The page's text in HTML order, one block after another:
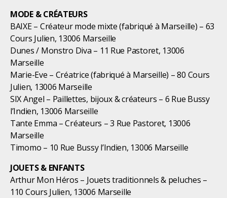
MODE & CRÉATEURS
BAIXE – Créateur mode mixte (fabriqué à Marseille) – 63
Cours Julien, 13006 Marseille
Dunes / Monstro Diva – 11 Rue Pastoret, 13006
Marseille
Marie-Eve – Créatrice (fabriqué à Marseille) – 80 Cours
Julien, 13006 Marseille
SIX Angel – Paillettes, bijoux & créateurs – 6 Rue Bussy
l’Indien, 13006 Marseille
Tante Emma – Créateurs – 3 Rue Pastoret, 13006
Marseille
Timomo – 10 Rue Bussy l’Indien, 13006 Marseille
JOUETS & ENFANTS
Arthur Mon Héros – Jouets traditionnels & peluches –
110 Cours Julien, 13006 Marseille